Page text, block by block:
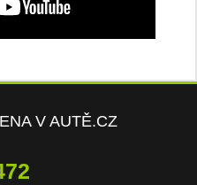
V AUTĚ.CZ